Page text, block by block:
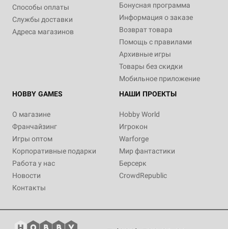
Способы оплаты
Службы доставки
Адреса магазинов
Бонусная программа
Информация о заказе
Возврат товара
Помощь с правилами
Архивные игры
Товары без скидки
Мобильное приложение
HOBBY GAMES
О магазине
Франчайзинг
Игры оптом
Корпоративные подарки
Работа у нас
Новости
Контакты
НАШИ ПРОЕКТЫ
Hobby World
Игрокон
Warforge
Мир фантастики
Берсерк
CrowdRepublic